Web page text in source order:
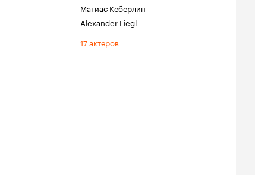
Матиас Кеберлин
Alexander Liegl
17 актеров